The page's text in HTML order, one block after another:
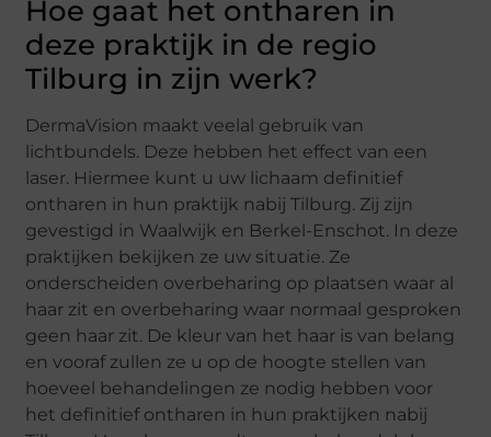
Hoe gaat het ontharen in
deze praktijk in de regio
Tilburg in zijn werk?
DermaVision maakt veelal gebruik van
lichtbundels. Deze hebben het effect van een
laser. Hiermee kunt u uw lichaam definitief
ontharen in hun praktijk nabij Tilburg. Zij zijn
gevestigd in Waalwijk en Berkel-Enschot. In deze
praktijken bekijken ze uw situatie. Ze
onderscheiden overbeharing op plaatsen waar al
haar zit en overbeharing waar normaal gesproken
geen haar zit. De kleur van het haar is van belang
en vooraf zullen ze u op de hoogte stellen van
hoeveel behandelingen ze nodig hebben voor
het definitief ontharen in hun praktijken nabij